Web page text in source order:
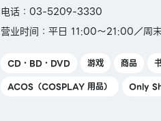
电话：03-5209-3330
营业时间：平日 11:00～21:00／周
CD・BD・DVD 游戏 商品
ACOS（COSPLAY 用品）
Only